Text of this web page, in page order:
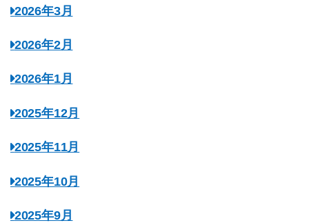
2026年3月
2026年2月
2026年1月
2025年12月
2025年11月
2025年10月
2025年9月